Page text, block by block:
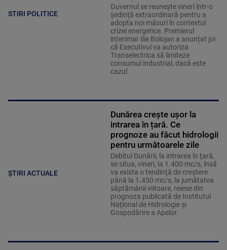
STIRI POLITICE
Guvernul se reuneşte vineri într-o
şedinţă extraordinară pentru a
adopta noi măsuri în contextul
crizei energetice. Premierul
interimar Ilie Bolojan a anunțat joi
că Executivul va autoriza
Transelectrica să limiteze
consumul industrial, dacă este
cazul.
ȘTIRI ACTUALE
Dunărea crește ușor la
intrarea în țară. Ce
prognoze au făcut hidrologii
pentru următoarele zile
Debitul Dunării, la intrarea în ţară,
se situa, vineri, la 1.400 mc/s, însă
va exista o tendinţă de creştere
până la 1.450 mc/s, la jumătatea
săptămânii viitoare, reiese din
prognoza publicată de Institutul
Naţional de Hidrologie şi
Gospodărire a Apelor.